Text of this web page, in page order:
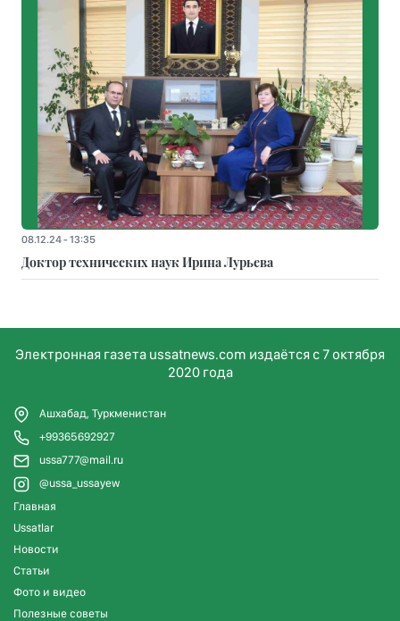
08.12.24 - 13:35
Доктор технических наук Ирина Лурьева
Электронная газета ussatnews.com издаётся с 7 октября
2020 года
Ашхабад, Туркменистан
+99365692927
ussa777@mail.ru
@ussa_ussayew
Главная
Ussatlar
Новости
Статьи
Фото и видео
Полезные советы